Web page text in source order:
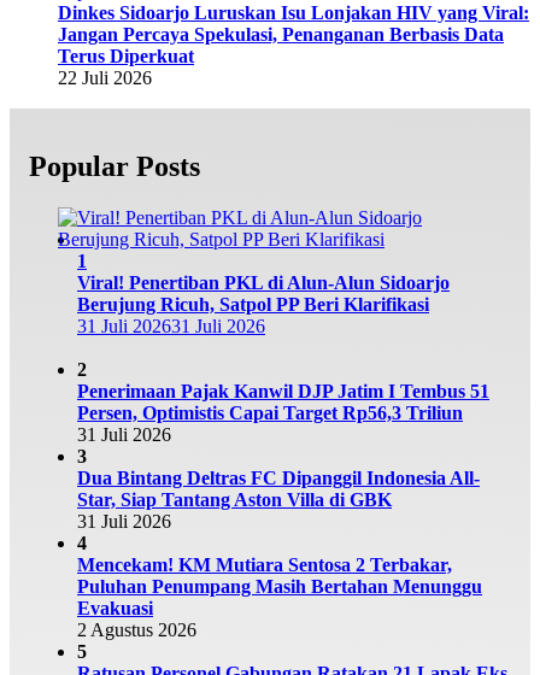
Dinkes Sidoarjo Luruskan Isu Lonjakan HIV yang Viral:
Jangan Percaya Spekulasi, Penanganan Berbasis Data
Terus Diperkuat
22 Juli 2026
Popular Posts
1
Viral! Penertiban PKL di Alun-Alun Sidoarjo
Berujung Ricuh, Satpol PP Beri Klarifikasi
31 Juli 202631 Juli 2026
2
Penerimaan Pajak Kanwil DJP Jatim I Tembus 51
Persen, Optimistis Capai Target Rp56,3 Triliun
31 Juli 2026
3
Dua Bintang Deltras FC Dipanggil Indonesia All-
Star, Siap Tantang Aston Villa di GBK
31 Juli 2026
4
Mencekam! KM Mutiara Sentosa 2 Terbakar,
Puluhan Penumpang Masih Bertahan Menunggu
Evakuasi
2 Agustus 2026
5